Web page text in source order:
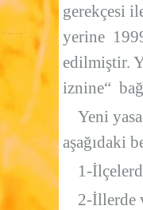
gerekçesi
yerine
edilmiştir.
iznine“
Yeni
aşağıdaki
1-
2-İllerde